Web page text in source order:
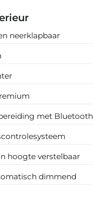
neerklapbaar
met Bluetooth
hoogte verstelbaar
dimmend